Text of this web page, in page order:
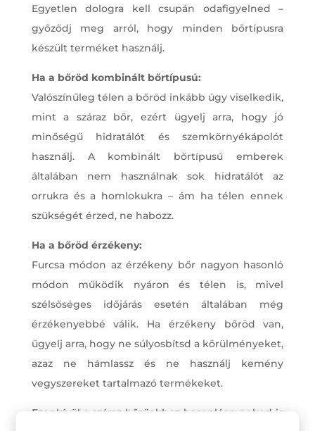
Egyetlen dologra kell csupán odafigyelned –
győződj meg arról, hogy minden bőrtípusra
készült terméket használj.
Ha a bőröd kombinált bőrtípusú:
Valószínűleg télen a bőröd inkább úgy viselkedik,
mint a száraz bőr, ezért ügyelj arra, hogy jó
minőségű hidratálót és szemkörnyékápolót
használj. A kombinált bőrtípusú emberek
általában nem használnak sok hidratálót az
orrukra és a homlokukra – ám ha télen ennek
szükségét érzed, ne habozz.
Ha a bőröd érzékeny:
Furcsa módon az érzékeny bőr nagyon hasonló
módon működik nyáron és télen is, mivel
szélsőséges időjárás esetén általában még
érzékenyebbé válik. Ha érzékeny bőröd van,
ügyelj arra, hogy ne súlyosbítsd a körülményeket,
azaz ne hámlassz és ne használj kemény
vegyszereket tartalmazó termékeket.
Ezenkívül a száraz bőrűekhez hasonlóan neked is